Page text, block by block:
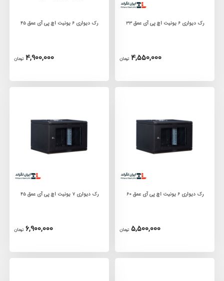
رک دیواری 6 یونیت اچ پی آی عمق 33
4,550,000 تومان
رک دیواری 6 یونیت اچ پی آی عمق 45
4,900,000 تومان
رک دیواری 6 یونیت اچ پی آی عمق 60
5,500,000 تومان
رک دیواری 7 یونیت اچ پی آی عمق 45
6,900,000 تومان